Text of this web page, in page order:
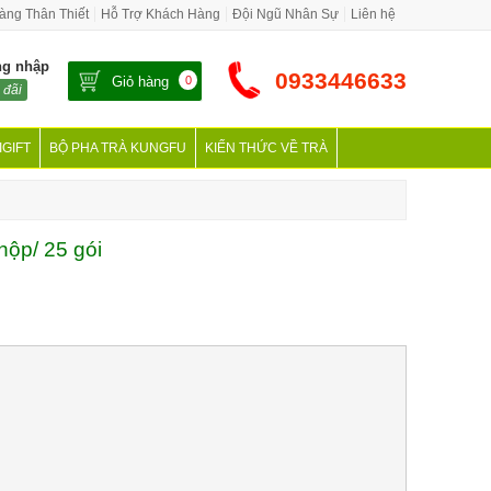
Thân Thiết Hỗ Trợ Khách Hàng Đội Ngũ Nhân Sự Liên hệ
nhập
đãi Giỏ hàng 0 0933446633
BỘ PHA TRÀ KUNGFU KIẾN THỨC VỀ TRÀ
25 gói